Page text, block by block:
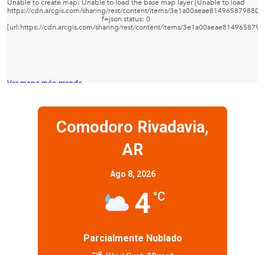
Ver mapa más grande
Comodoro Rivadavia,
AR
Ago 8, 2026
4 °C
Parcialmente Nublado